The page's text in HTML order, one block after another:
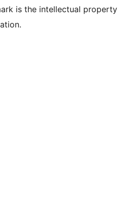
is the intellectual property